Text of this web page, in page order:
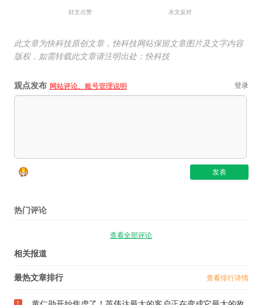
好文点赞 水文反对
此文章为快科技原创文章，快科技网站保留文章图片及文字内容
版权，如需转载此文章请注明出处：快科技
观点发布 网站评论、账号管理说明 登录
热门评论
查看全部评论
相关报道
最热文章排行 查看排行详情
1